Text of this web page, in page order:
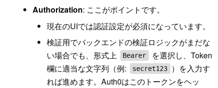
Authorization: ここがポイントです。
現在のUIでは認証設定が必須になっています。
検証用でバックエンドの検証ロジックがまだな
い場合でも、形式上
Bearer
を選択し、Token
欄に適当な文字列（例:
secret123
）を入力す
れば進めます。Auth0はこのトークンをヘッ